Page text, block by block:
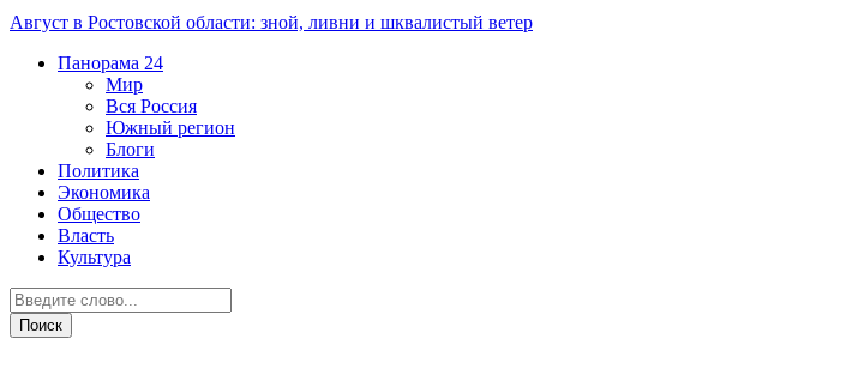
Август в Ростовской области: зной, ливни и шквалистый ветер
Панорама 24
Мир
Вся Россия
Южный регион
Блоги
Политика
Экономика
Общество
Власть
Культура